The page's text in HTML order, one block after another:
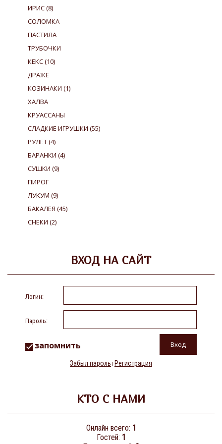
ИРИС(8)
СОЛОМКА
ПАСТИЛА
ТРУБОЧКИ
КЕКС(10)
ДРАЖЕ
КОЗИНАКИ (1)
ХАЛВА
КРУАССАНЫ
СЛАДКИЕ ИГРУШКИ (55)
РУЛЕТ(4)
БАРАНКИ (4)
СУШКИ (9)
ПИРОГ
ЛУКУМ (9)
БАКАЛЕЯ (45)
СНЕКИ (2)
ВХОД НА САЙТ
Логин:
Пароль:
запомнить
Забыл пароль | Регистрация
КТО С НАМИ
Онлайн всего: 1
Гостей: 1